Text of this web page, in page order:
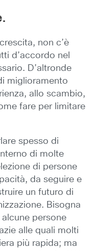
non c’è
d’accordo nel
D’altronde
miglioramento
allo scambio,
fare per limitare
spesso di
di molte
di persone
da seguire e
un futuro di
Bisogna
persone
alle quali molti
più rapida; ma